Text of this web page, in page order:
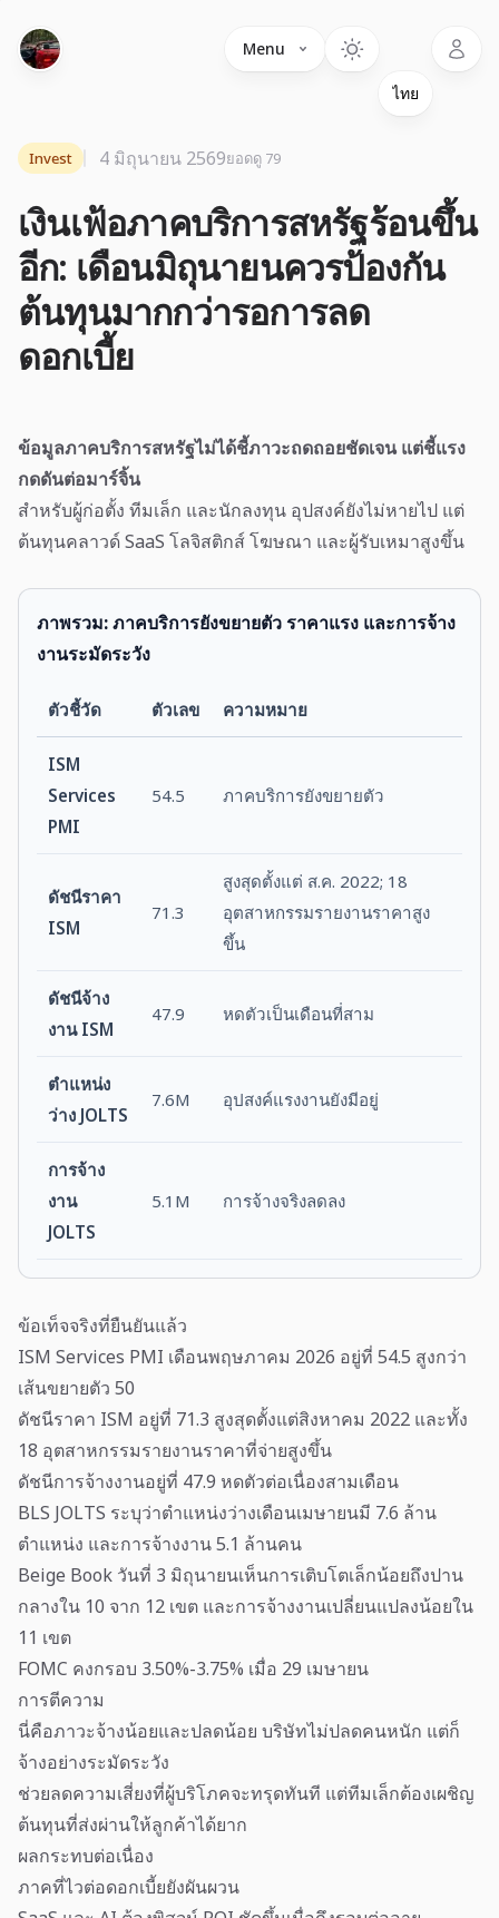
Menu Language
เงินเฟ้อภาคบริการสหรัฐร้อนขึ้น
อีก: เดือนมิถุนายนควรป้องกัน
ต้นทุนมากกว่ารอการลด
ดอกเบี้ย
Invest 4 มิถุนายน 2569ยอดดู 79
ข้อมูลภาคบริการสหรัฐไม่ได้ชี้ภาวะถดถอยชัดเจน แต่ชี้แรง
กดดันต่อมาร์จิ้น
สำหรับผู้ก่อตั้ง ทีมเล็ก และนักลงทุน อุปสงค์ยังไม่หายไป แต่
ต้นทุนคลาวด์ SaaS โลจิสติกส์ โฆษณา และผู้รับเหมาสูงขึ้น
ภาพรวม: ภาคบริการยังขยายตัว ราคาแรง และการจ้าง
งานระมัดระวัง
ตัวชี้วัด ตัวเลข ความหมาย
ISM
Services
PMI
54.5 ภาคบริการยังขยายตัว
ดัชนีราคา
ISM
71.3
สูงสุดตั้งแต่ ส.ค. 2022; 18
อุตสาหกรรมรายงานราคาสูง
ขึ้น
ดัชนีจ้าง
งาน ISM
47.9 หดตัวเป็นเดือนที่สาม
ตำแหน่ง
ว่าง JOLTS
7.6M อุปสงค์แรงงานยังมีอยู่
การจ้าง
งาน
JOLTS
5.1M การจ้างจริงลดลง
ข้อเท็จจริงที่ยืนยันแล้ว
ISM Services PMI เดือนพฤษภาคม 2026 อยู่ที่ 54.5 สูงกว่า
เส้นขยายตัว 50
ดัชนีราคา ISM อยู่ที่ 71.3 สูงสุดตั้งแต่สิงหาคม 2022 และทั้ง
18 อุตสาหกรรมรายงานราคาที่จ่ายสูงขึ้น
ดัชนีการจ้างงานอยู่ที่ 47.9 หดตัวต่อเนื่องสามเดือน
BLS JOLTS ระบุว่าตำแหน่งว่างเดือนเมษายนมี 7.6 ล้าน
ตำแหน่ง และการจ้างงาน 5.1 ล้านคน
Beige Book วันที่ 3 มิถุนายนเห็นการเติบโตเล็กน้อยถึงปาน
กลางใน 10 จาก 12 เขต และการจ้างงานเปลี่ยนแปลงน้อยใน
11 เขต
FOMC คงกรอบ 3.50%-3.75% เมื่อ 29 เมษายน
การตีความ
นี่คือภาวะจ้างน้อยและปลดน้อย บริษัทไม่ปลดคนหนัก แต่ก็
จ้างอย่างระมัดระวัง
ช่วยลดความเสี่ยงที่ผู้บริโภคจะทรุดทันที แต่ทีมเล็กต้องเผชิญ
ต้นทุนที่ส่งผ่านให้ลูกค้าได้ยาก
ผลกระทบต่อเนื่อง
ภาคที่ไวต่อดอกเบี้ยยังผันผวน